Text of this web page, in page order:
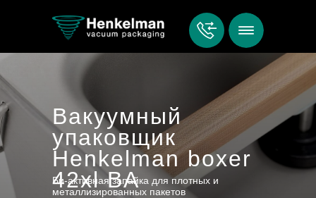
Вакуумный
упаковщик
Henkelman boxer
42xl BA
Би-активная запайка для плотных и
металлизированных пакетов